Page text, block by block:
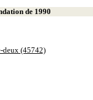
de 1990
deux (45742)